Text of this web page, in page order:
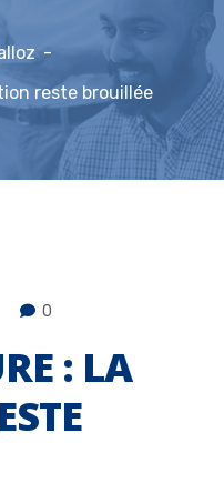
reste brouillée
0
: LA